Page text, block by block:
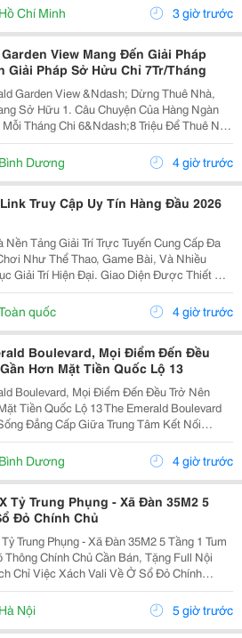
Này An Toàn Và Minh Bạch Thu Hút Hơn
Hồ Chí Minh 3 giờ trước
View Mang Đến Giải Pháp
Giải Pháp Sở Hửu Chỉ 7Tr/Tháng
Garden View &Ndash; Dừng Thuê Nhà,
Sở Hữu 1. Câu Chuyện Của Hàng Ngàn
Tháng Chi 6&Ndash;8 Triệu Để Thuê Nhà
Vẫn Là Con Số 0. Emerald Garden View
Giải Pháp Giúp Bạn Chuyển Tiền Thuê Nhà...
Bình Dương 4 giờ trước
Truy Cập Uy Tín Hàng Đầu 2026
Nền Tảng Giải Trí Trực Tuyến Cung Cấp Đa
Như Thể Thao, Game Bài, Và Nhiều
Giải Trí Hiện Đại. Giao Diện Được Thiết Kế
Thân Thiện Với Người Dùng Trên Cả Điện
Tính. Hệ Thống Bảo Mật Hiện Đại...
quốc 4 giờ trước
Boulevard, Mọi Điểm Đến Đều
Hơn Mặt Tiền Quốc Lộ 13
Boulevard, Mọi Điểm Đến Đều Trở Nên
Tiền Quốc Lộ 13 The Emerald Boulevard
Đẳng Cấp Giữa Trung Tâm Kết Nối
Đang Tìm Một Căn Hộ Vừa Để Ở, Vừa Có
Đầu Tư Mạnh? The Emerald Boulevard
Bình Dương 4 giờ trước
Tỷ Trung Phụng - Xã Đàn 35M2 5
Đỏ Chính Chủ
Trung Phụng - Xã Đàn 35M2 5 Tầng 1 Tum
Thông Chính Chủ Cần Bán, Tặng Full Nội
Việc Xách Vali Về Ở Sổ Đỏ Chính
Chủ(Nói Không Với Quy Hoạch) Mr Cường 0936161345
Hà Nội 5 giờ trước